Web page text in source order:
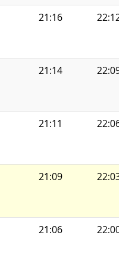
21:16 22:12
21:14 22:09
21:11 22:06
21:09 22:03
21:06 22:00